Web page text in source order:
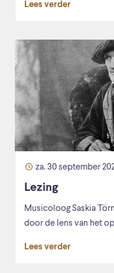
Lees verder
za. 30 september
Lezing
Musicoloog Saskia
door de lens van het
Lees verder